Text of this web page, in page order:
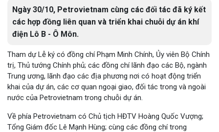
Ngày 30/10, Petrovietnam cùng các đối tác đã ký kết
các hợp đồng liên quan và triển khai chuỗi dự án khí
điện Lô B - Ô Môn.
Tham dự Lễ ký có đồng chí Phạm Minh Chính, Ủy viên Bộ Chính
trị, Thủ tướng Chính phủ; các đồng chí lãnh đạo các Bộ, ngành
Trung ương, lãnh đạo các địa phương nơi có hoạt động triển
khai của dự án, các cơ quan ngoại giao, đối tác trong và ngoài
nước của Petrovietnam trong chuỗi dự án.
Về phía Petrovietnam có Chủ tịch HĐTV Hoàng Quốc Vượng;
Tổng Giám đốc Lê Mạnh Hùng; cùng các đồng chí trong